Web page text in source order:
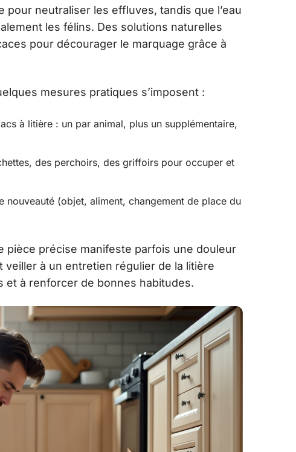
neutraliser les effluves, tandis que l’eau
les félins. Des solutions naturelles
pour décourager le marquage grâce à
mesures pratiques s’imposent :
à litière : un par animal, plus un supplémentaire,
des perchoirs, des griffoirs pour occuper et
(objet, aliment, changement de place du
pièce précise manifeste parfois une douleur
à un entretien régulier de la litière
et à renforcer de bonnes habitudes.